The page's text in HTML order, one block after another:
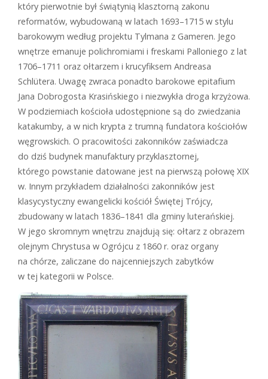
który pierwotnie był świątynią klasztorną zakonu
reformatów, wybudowaną w latach 1693–1715 w stylu
barokowym według projektu Tylmana z Gameren. Jego
wnętrze emanuje polichromiami i freskami Palloniego z lat
1706–1711 oraz ołtarzem i krucyfiksem Andreasa
Schlütera. Uwagę zwraca ponadto barokowe epitafium
Jana Dobrogosta Krasińskiego i niezwykła droga krzyżowa.
W podziemiach kościoła udostępnione są do zwiedzania
katakumby, a w nich krypta z trumną fundatora kościołów
węgrowskich. O pracowitości zakonników zaświadcza
do dziś budynek manufaktury przyklasztornej,
którego powstanie datowane jest na pierwszą połowę XIX
w. Innym przykładem działalności zakonników jest
klasycystyczny ewangelicki kościół Świętej Trójcy,
zbudowany w latach 1836–1841 dla gminy luterańskiej.
W jego skromnym wnętrzu znajdują się: ołtarz z obrazem
olejnym Chrystusa w Ogrójcu z 1860 r. oraz organy
na chórze, zaliczane do najcenniejszych zabytków
w tej kategorii w Polsce.